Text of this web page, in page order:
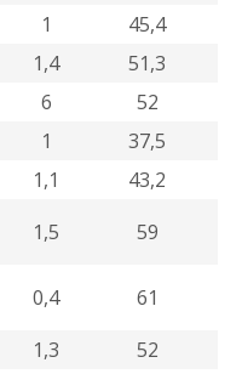
1
45,4
1,4
51,3
6
52
1
37,5
1,1
43,2
1,5
59
0,4
61
1,3
52